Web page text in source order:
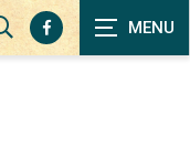
Zobrazit